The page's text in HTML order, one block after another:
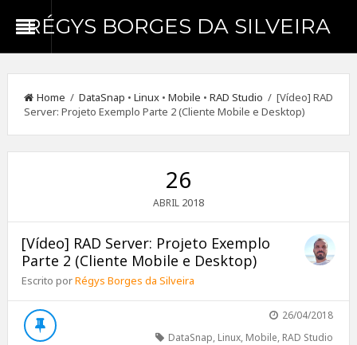
RÉGYS BORGES DA SILVEIRA
Home / DataSnap • Linux• Mobile • RAD Studio / [Vídeo] RAD
Server: Projeto Exemplo Parte 2 (Cliente Mobile e Desktop)
26
ABRIL 2018
[Vídeo] RAD Server: Projeto Exemplo
Parte 2 (Cliente Mobile e Desktop)
Escrito porRégys Borges da Silveira
26/04/2018
DataSnap, Linux, Mobile, RAD Studio